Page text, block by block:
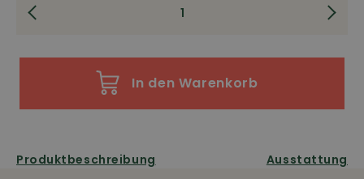
In den Warenkorb
Produktbeschreibung Ausstattung